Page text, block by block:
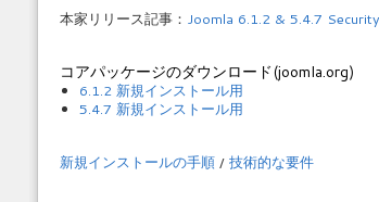
本家リリース記事： Joomla 6.1.2 & 5.4.7
コアパッケージのダウンロード(joomla.org)
6.1.2 新規インストール用
5.4.7 新規インストール用
新規インストールの手順/ 技術的な要件